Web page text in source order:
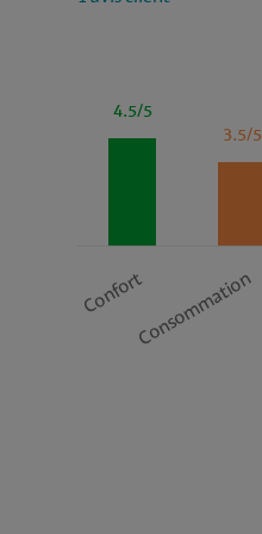
4.5/5
Confort
3.5/5
Consommation